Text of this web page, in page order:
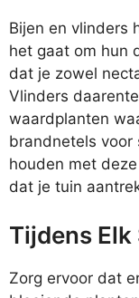
Bijen en vlinders
het gaat om hun
dat je zowel
Vlinders
waardplanten
brandnetels voor
houden met
dat je tuin
Tijdens Elk
Zorg ervoor dat